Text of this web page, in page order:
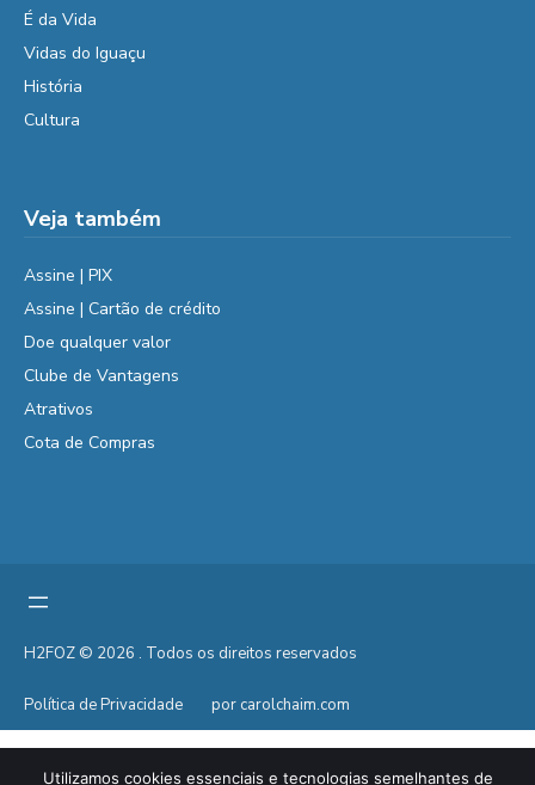
É da Vida
Vidas do Iguaçu
História
Cultura
Veja também
Assine | PIX
Assine | Cartão de crédito
Doe qualquer valor
Clube de Vantagens
Atrativos
Cota de Compras
H2FOZ © 2026 . Todos os direitos reservados
Política de Privacidade por carolchaim.com
Utilizamos cookies essenciais e tecnologias semelhantes de